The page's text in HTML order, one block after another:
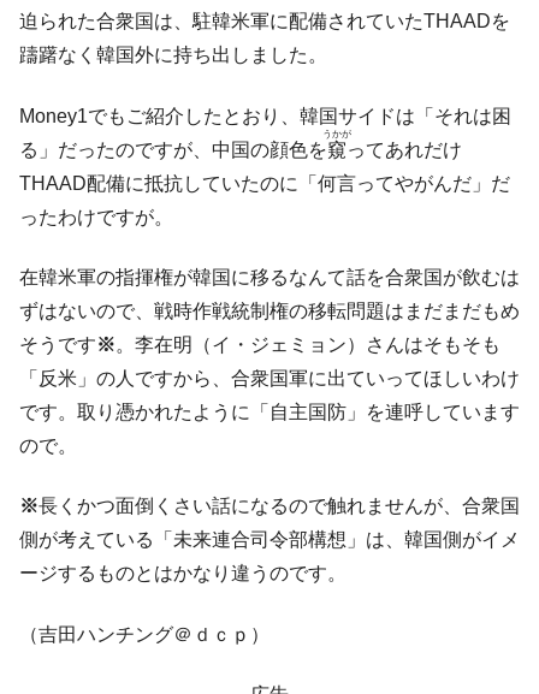
迫られた合衆国は、駐韓米軍に配備されていたTHAADを
躊躇なく韓国外に持ち出しました。
Money1でもご紹介したとおり、韓国サイドは「それは困
る」だったのですが、中国の顔色を窺
うかが
ってあれだけ
THAAD配備に抵抗していたのに「何言ってやがんだ」だ
ったわけですが。
在韓米軍の指揮権が韓国に移るなんて話を合衆国が飲むは
ずはないので、戦時作戦統制権の移転問題はまだまだもめ
そうです※。李在明（イ・ジェミョン）さんはそもそも
「反米」の人ですから、合衆国軍に出ていってほしいわけ
です。取り憑かれたように「自主国防」を連呼しています
ので。
※長くかつ面倒くさい話になるので触れませんが、合衆国
側が考えている「未来連合司令部構想」は、韓国側がイメ
ージするものとはかなり違うのです。
（吉田ハンチング＠ｄｃｐ）